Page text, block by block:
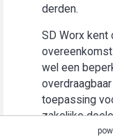
derden.
SD Worx kent
wel een
toepassing
zakelijke